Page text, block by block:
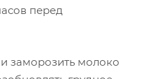
перед
заморозить молоко